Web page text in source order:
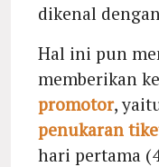
dikenal
Hal ini pun
memberikan
promotor,
penukaran
hari pertama